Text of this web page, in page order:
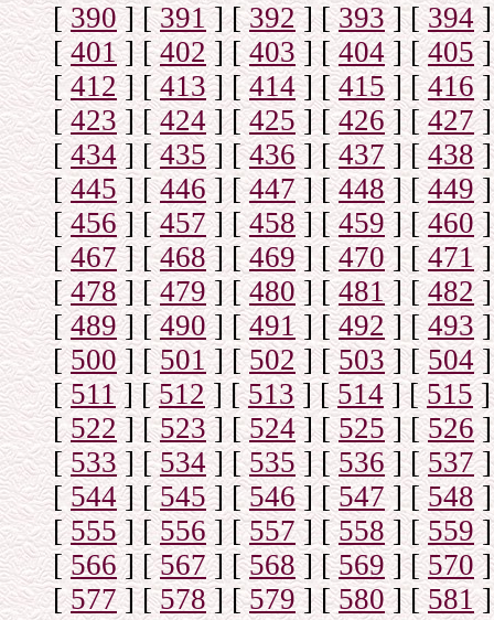
[390] [391] [392] [393] [394]
[401] [402] [403] [404] [405]
[412] [413] [414] [415] [416]
[423] [424] [ 425] [426] [427]
[434] [435] [436] [437] [438]
[445] [446] [447] [448] [449]
[456] [457] [458] [459] [460]
[467] [468] [469] [470] [471]
[478] [479] [480] [481] [482]
[489] [490] [491] [492] [493]
[500] [501] [502] [503] [504]
[511] [512] [513] [514] [515]
[522] [523] [524] [525] [526]
[533] [534] [535] [536] [537]
[544] [545] [546] [547] [ 548]
[555] [556] [557] [558] [559]
[566] [567] [568] [569] [570]
[577] [578] [579] [580] [581]